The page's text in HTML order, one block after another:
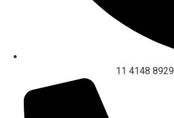
11 4148 8929